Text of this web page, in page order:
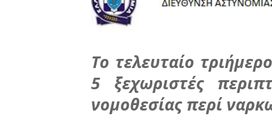
Το τελευταίο
5 ξεχωριστές
νομοθεσίας περί